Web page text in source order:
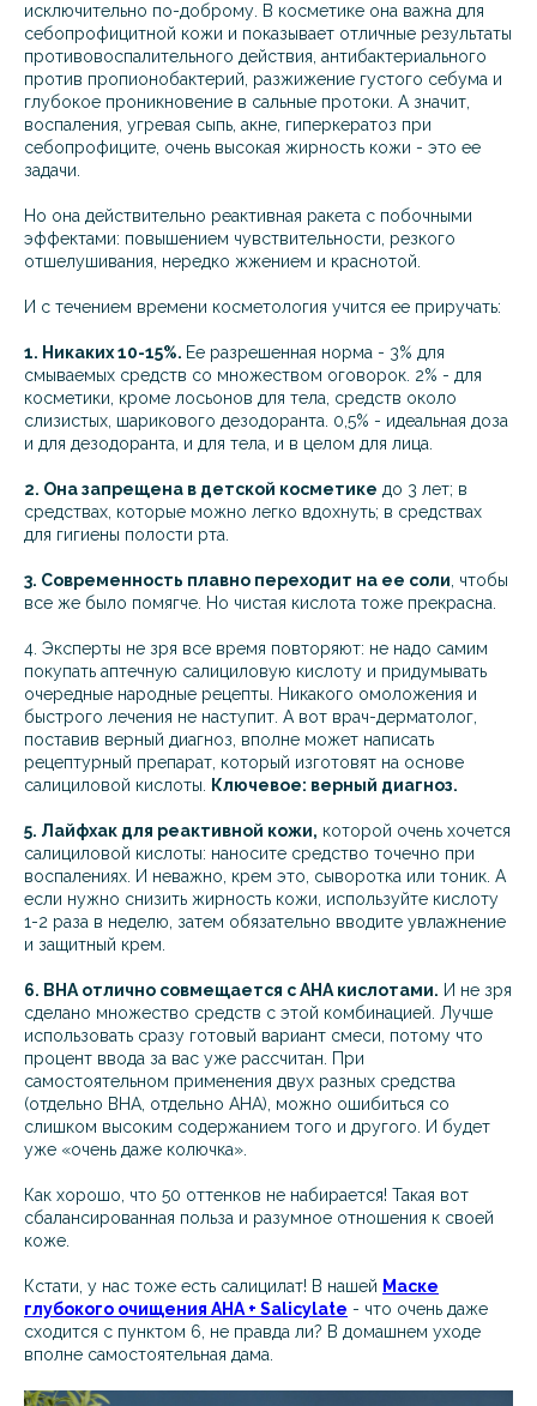
исключительно по-доброму. В косметике она важна для
себопрофицитной кожи и показывает отличные результаты
противовоспалительного действия, антибактериального
против пропионобактерий, разжижение густого себума и
глубокое проникновение в сальные протоки. А значит,
воспаления, угревая сыпь, акне, гиперкератоз при
себопрофиците, очень высокая жирность кожи - это ее
задачи.
Но она действительно реактивная ракета с побочными
эффектами: повышением чувствительности, резкого
отшелушивания, нередко жжением и краснотой.
И с течением времени косметология учится ее приручать:
1. Никаких 10-15%. Ее разрешенная норма - 3% для
смываемых средств со множеством оговорок. 2% - для
косметики, кроме лосьонов для тела, средств около
слизистых, шарикового дезодоранта. 0,5% - идеальная доза
и для дезодоранта, и для тела, и в целом для лица.
2. Она запрещена в детской косметике до 3 лет; в
средствах, которые можно легко вдохнуть; в средствах
для гигиены полости рта.
3. Современность плавно переходит на ее соли , чтобы
все же было помягче. Но чистая кислота тоже прекрасна.
4. Эксперты не зря все время повторяют: не надо самим
покупать аптечную салициловую кислоту и придумывать
очередные народные рецепты. Никакого омоложения и
быстрого лечения не наступит. А вот врач-дерматолог,
поставив верный диагноз, вполне может написать
рецептурный препарат, который изготовят на основе
салициловой кислоты.
Ключевое: верный диагноз.
5. Лайфхак для реактивной кожи, которой очень хочется
салициловой кислоты: наносите средство точечно при
воспалениях. И неважно, крем это, сыворотка или тоник. А
если нужно снизить жирность кожи, используйте кислоту
1-2 раза в неделю, затем обязательно вводите увлажнение
и защитный крем.
6. BHA отлично совмещается с AHA кислотами. И не зря
сделано множество средств с этой комбинацией. Лучше
использовать сразу готовый вариант смеси, потому что
процент ввода за вас уже рассчитан. При
самостоятельном применения двух разных средства
(отдельно BHA, отдельно AHA), можно ошибиться со
слишком высоким содержанием того и другого. И будет
уже «очень даже колючка».
Как хорошо, что 50 оттенков не набирается! Такая вот
сбалансированная польза и разумное отношения к своей
коже.
Кстати, у нас тоже есть салицилат! В нашей Маске
глубокого очищения AHA + Salicylate - что очень даже
сходится с пунктом 6, не правда ли? В домашнем уходе
вполне самостоятельная дама.